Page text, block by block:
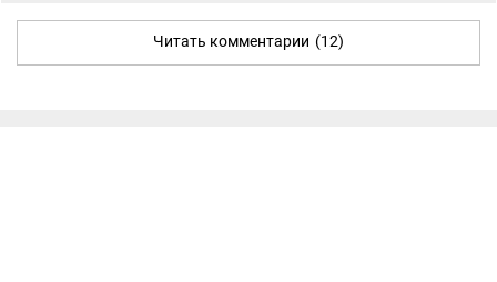
Читать комментарии (12)